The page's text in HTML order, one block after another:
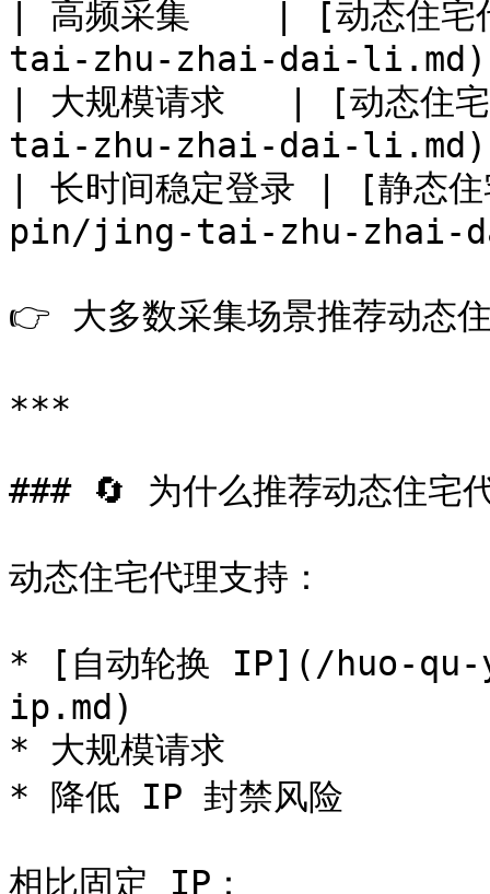
| 高频采集    | [动态住
tai-zhu-zhai-dai-
| 大规模请求   | [动态
tai-zhu-zhai-dai-
| 长时间稳定登录 | [静
pin/jing-tai-zhu-zhai-
👉 大多数采集场景推荐动态
***
### 🔄 为什么推荐动态住宅
动态住宅代理支持：
* [自动轮换 IP](/huo-
ip.md)
* 大规模请求
* 降低 IP 封禁风险
相比固定 IP：